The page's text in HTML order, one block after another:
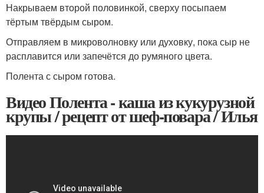
Накрываем второй половинкой, сверху посыпаем
тёртым твёрдым сыром.
Отправляем в микроволновку или духовку, пока сыр не
расплавится или запечётся до румяного цвета.
Полента с сыром готова.
Видео Полента - каша из кукурузной
крупы / рецепт от шеф-повара / Илья